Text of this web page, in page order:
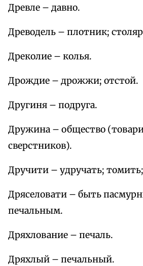
Древле – давно.
Древодель – плотник;
Дреколие – колья.
Дрождие – дрожжи; отстой.
Другиня – подруга.
Дружина – общество
сверстников).
Дручити – удручать;
Дряселовати – быть
печальным.
Дряхлование – печаль.
Дряхлый – печальный.